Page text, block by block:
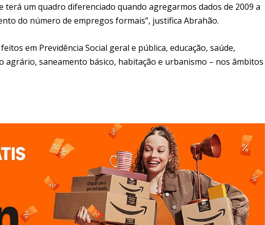
terá um quadro diferenciado quando agregarmos dados de 2009 a
do número de empregos formais”, justifica Abrahão.
em Previdência Social geral e pública, educação, saúde,
agrário, saneamento básico, habitação e urbanismo – nos âmbitos